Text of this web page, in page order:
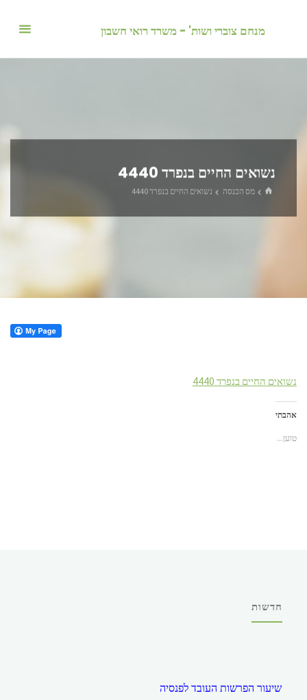
מנחם צוברי ושות' - משרד רואי חשבון
נשואים החיים בנפרד 4440
ביתמס הכנסה נשואים החיים בנפרד 4440
נשואים החיים בנפרד 4440
אהבתי
טוען...
חדשות
שיעור הפרשות העובד לפנסיה